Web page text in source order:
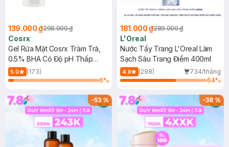
139.000 ₫298.000 ₫
Cosrx
Gel Rửa Mặt Cosrx Tràm Trà,
0.5% BHA Có Độ pH Thấp
150ml
5.0
(173)
6%
181.000 ₫289.000 ₫
L'Oreal
Nước Tẩy Trang L'Oreal Làm
Sạch Sâu Trang Điểm 400ml
4.8 (298)
734/tháng
64%
-53% -38%